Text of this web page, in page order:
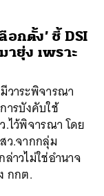
กตั้ง’ ชี้ DSI
ยุ่ง เพราะ
วาระพิจารณา
รบังคับใช้
ไว้พิจารณา โดย
ว.จากกลุ่ม
าวไม่ใช่อำนาจ
กกต.